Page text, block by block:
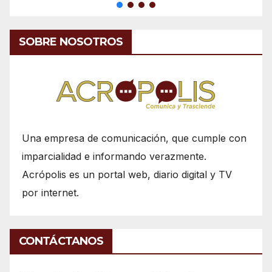
SOBRE NOSOTROS
Una empresa de comunicación, que cumple con
imparcialidad e informando verazmente.
Acrópolis es un portal web, diario digital y TV
por internet.
CONTÁCTANOS